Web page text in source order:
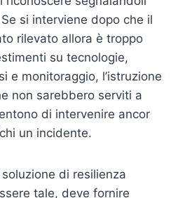
si interviene dopo che il
rilevato allora è troppo
su tecnologie,
e monitoraggio, l’istruzione
non sarebbero serviti a
di intervenire ancor
un incidente.
di resilienza
tale, deve fornire